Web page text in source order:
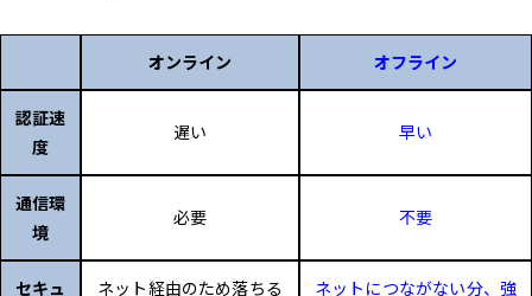
オンライン オフライン
認証速
度
遅い 早い
通信環
境
必要 不要
セキュ ネット経由のため落ちる ネットにつながない分、強